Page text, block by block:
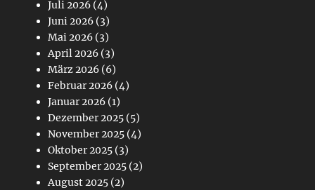
Juli 2026 (4)
Juni 2026 (3)
Mai 2026 (3)
April 2026 (3)
März 2026 (6)
Februar 2026 (4)
Januar 2026 (1)
Dezember 2025 (5)
November 2025 (4)
Oktober 2025 (3)
September 2025 (2)
August 2025 (2)